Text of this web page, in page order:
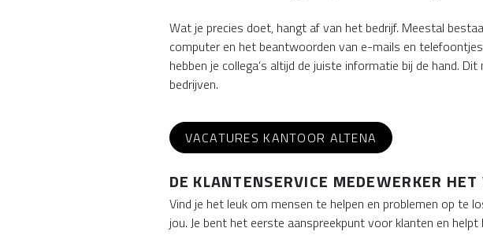
Wat je precies doet, hangt af van het bedrijf. Meestal
computer en het beantwoorden van e-mails en
hebben je collega’s altijd de juiste informatie bij de hand.
bedrijven.
VACATURES KANTOOR ALTENA
DE KLANTENSERVICE MEDEWERKER
Vind je het leuk om mensen te helpen en problemen op te
jou. Je bent het eerste aanspreekpunt voor klanten en